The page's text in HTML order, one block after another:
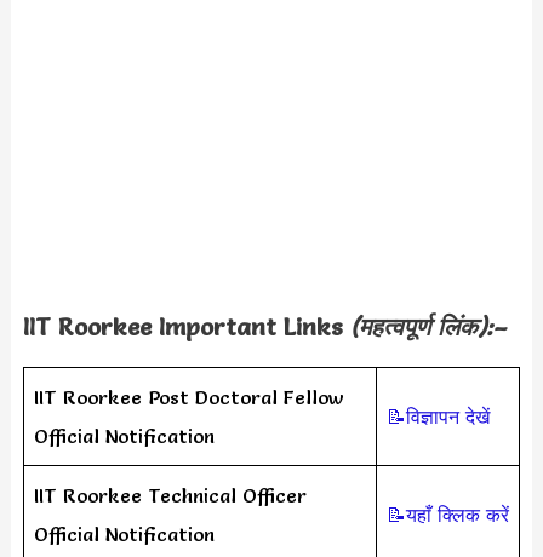
IIT Roorkee Important Links (महत्वपूर्ण लिंक):–
IIT Roorkee Post Doctoral Fellow
Official Notification
📝विज्ञापन देखें
IIT Roorkee Technical Officer
Official Notification
📝यहाँ क्लिक करें